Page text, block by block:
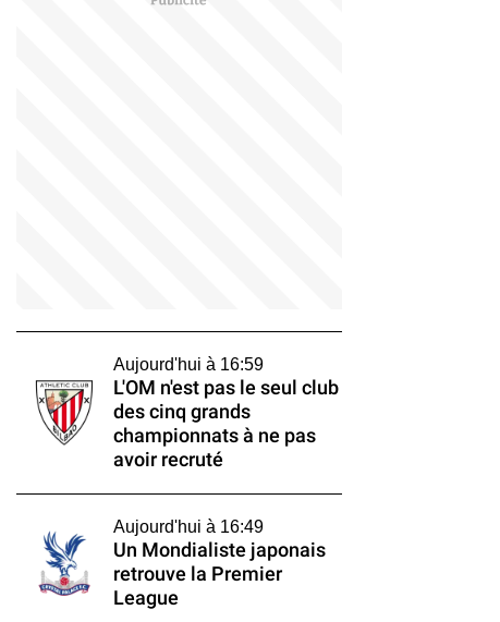
Aujourd'hui à 16:59
L'OM n'est pas le seul club
des cinq grands
championnats à ne pas
avoir recruté
Aujourd'hui à 16:49
Un Mondialiste japonais
retrouve la Premier
League